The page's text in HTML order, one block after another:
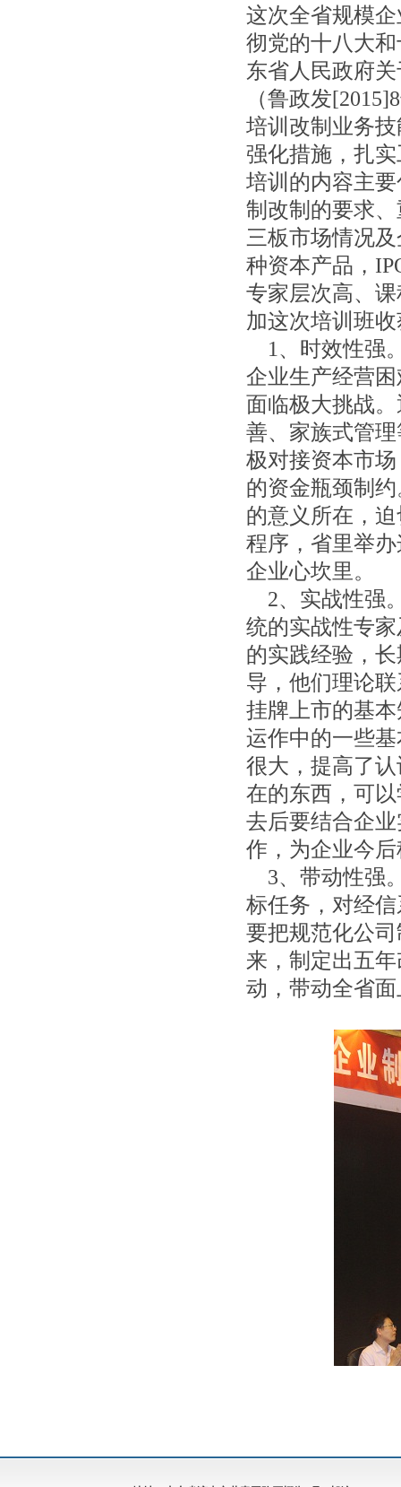
这次全省规模
彻党的十八大
东省人民政府
（鲁政发
培训改制业务
强化措施，扎
培训的内容主
制改制的要求
三板市场情况
种资本产品，
专家层次高、
加这次培训班收
1、时效性强
企业生产经营
面临极大挑战
善、家族式管理
极对接资本市
的资金瓶颈制
的意义所在，
程序，省里举
企业心坎里。
2、实战性强
统的实战性专
的实践经验，
导，他们理论联
挂牌上市的基
运作中的一些
很大，提高了
在的东西，可
去后要结合企
作，为企业今
3、带动性强
标任务，对经
要把规范化公
来，制定出五年
动，带动全省